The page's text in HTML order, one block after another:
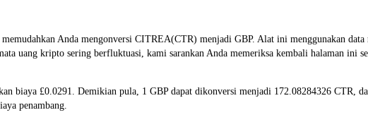
Anda mengonversi CITREA(CTR) menjadi GBP. Alat ini menggunakan
uang kripto sering berfluktuasi, kami sarankan Anda memeriksa kembali halaman ini
biaya £0.0291. Demikian pula, 1 GBP dapat dikonversi menjadi 172.08284326 CTR,
penambang.